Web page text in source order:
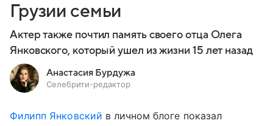
Грузии семьи
Актер также почтил память своего отца Олега
Янковского, который ушел из жизни 15 лет назад
Анастасия Бурдужа
Селебрити-редактор
Филипп Янковский в личном блоге показал